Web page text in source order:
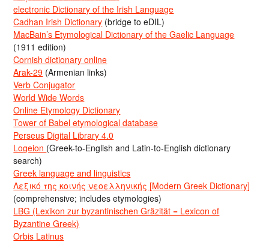
electronic Dictionary of the Irish Language
Cadhan Irish Dictionary (bridge to eDIL)
MacBain’s Etymological Dictionary of the Gaelic Language
(1911 edition)
Cornish dictionary online
Arak-29 (Armenian links)
Verb Conjugator
World Wide Words
Online Etymology Dictionary
Tower of Babel etymological database
Perseus Digital Library 4.0
Logeion (Greek-to-English and Latin-to-English dictionary
search)
Greek language and linguistics
Λεξικό της κοινής νεοελληνικής [Modern Greek Dictionary]
(comprehensive; includes etymologies)
LBG (Lexikon zur byzantinischen Gräzität = Lexicon of
Byzantine Greek)
Orbis Latinus